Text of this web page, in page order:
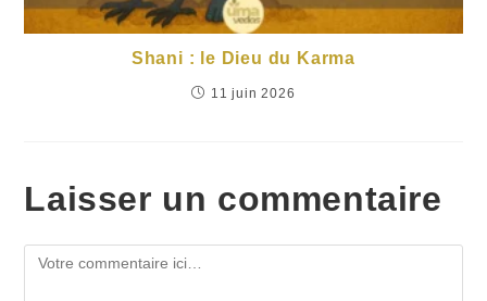
Shani : le Dieu du Karma
11 juin 2026
Laisser un commentaire